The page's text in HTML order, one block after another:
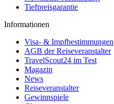
Tiefpreisgarantie
Informationen
Visa- & Impfbestimmungen
AGB der Reiseveranstalter
TravelScout24 im Test
Magazin
News
Reiseveranstalter
Gewinnspiele